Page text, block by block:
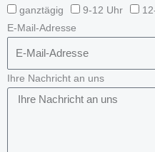
ganztägig
9-12 Uhr
E-Mail-Adresse
Ihre Nachricht an uns